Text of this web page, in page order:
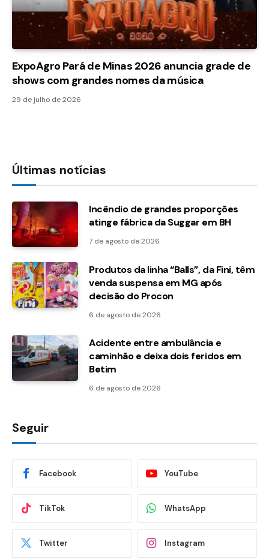
ExpoAgro Pará de Minas 2026 anuncia grade de
shows com grandes nomes da música
29 de julho de 2026
Últimas notícias
Incêndio de grandes proporções
atinge fábrica da Suggar em BH
7 de agosto de 2026
Produtos da linha “Balls”, da Fini, têm
venda suspensa em MG após
decisão do Procon
6 de agosto de 2026
Acidente entre ambulância e
caminhão e deixa dois feridos em
Betim
6 de agosto de 2026
Seguir
Facebook YouTube
TikTok WhatsApp
Twitter Instagram